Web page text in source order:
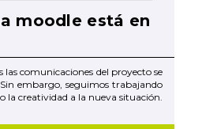
moodle está en
las comunicaciones del proyecto se
embargo, seguimos trabajando
la creatividad a la nueva situación.